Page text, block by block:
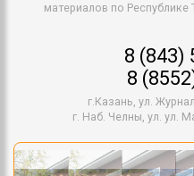
материалов по Республике
8 (843)
8
г.Казань, ул.
г. Наб. Челны, ул. ул.